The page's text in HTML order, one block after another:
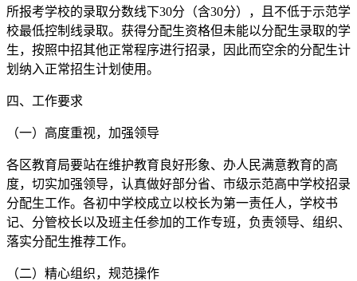
所报考学校的录取分数线下30分（含30分），且不低于示范学
校最低控制线录取。获得分配生资格但未能以分配生录取的学
生，按照中招其他正常程序进行招录，因此而空余的分配生计
划纳入正常招生计划使用。
四、工作要求
（一）高度重视，加强领导
各区教育局要站在维护教育良好形象、办人民满意教育的高
度，切实加强领导，认真做好部分省、市级示范高中学校招录
分配生工作。各初中学校成立以校长为第一责任人，学校书
记、分管校长以及班主任参加的工作专班，负责领导、组织、
落实分配生推荐工作。
（二）精心组织，规范操作